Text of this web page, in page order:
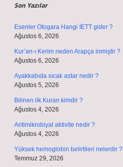
Son Yazılar
Esenler Otogara Hangi İETT gider ?
Ağustos 6, 2026
Kur’an-ı Kerim neden Arapça inmiştir ?
Ağustos 6, 2026
Ayakkabıda sıcak astar nedir ?
Ağustos 5, 2026
Bilinen ilk Kuran kimdir ?
Ağustos 4, 2026
Antimikrobiyal aktivite nedir ?
Ağustos 4, 2026
Yüksek hemoglobin belirtileri nelerdir ?
Temmuz 29, 2026